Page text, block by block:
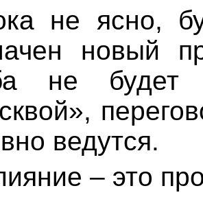
не ясно,
новый
не будет
ведутся.
– это